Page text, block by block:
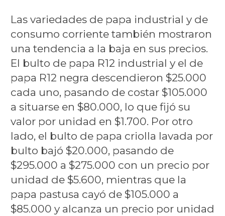
Las variedades de papa industrial y de
consumo corriente también mostraron
una tendencia a la baja en sus precios.
El bulto de papa R12 industrial y el de
papa R12 negra descendieron $25.000
cada uno, pasando de costar $105.000
a situarse en $80.000, lo que fijó su
valor por unidad en $1.700. Por otro
lado, el bulto de papa criolla lavada por
bulto bajó $20.000, pasando de
$295.000 a $275.000 con un precio por
unidad de $5.600, mientras que la
papa pastusa cayó de $105.000 a
$85.000 y alcanza un precio por unidad